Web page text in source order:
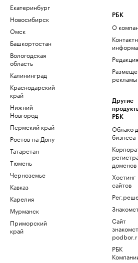
Екатеринбург
Новосибирск
Омск
Башкортостан
Вологодская
область
Калининград
Краснодарский
край
Нижний
Новгород
Пермский край
Ростов-на-Дону
Татарстан
Тюмень
Черноземье
Кавказ
Карелия
Мурманск
Приморский
край
РБК
О
Редакция
рекламы
Другие
РБК
Облако
бизнеса
доменов
Хостинг
сайтов
Сайт
РБК